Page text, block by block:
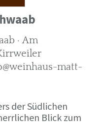
· Am
matt-
der Südlichen
Blick zum